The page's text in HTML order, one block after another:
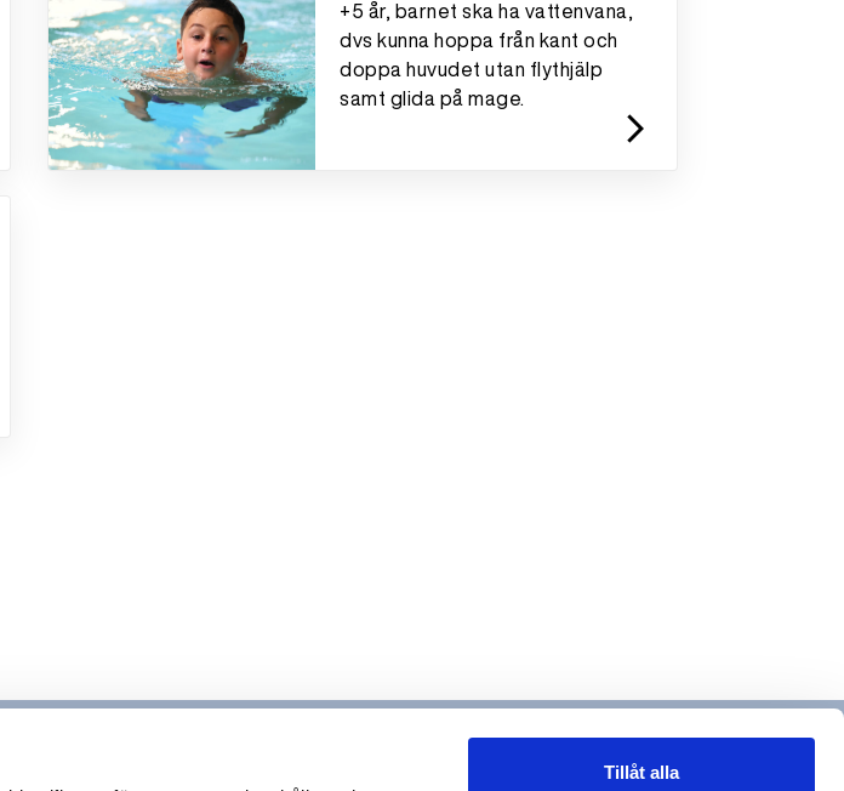
Tillåt alla
+5 år, barnet ska ha vattenvana,
dvs kunna hoppa från kant och
doppa huvudet utan flythjälp
samt glida på mage.
arrow_forward_ios